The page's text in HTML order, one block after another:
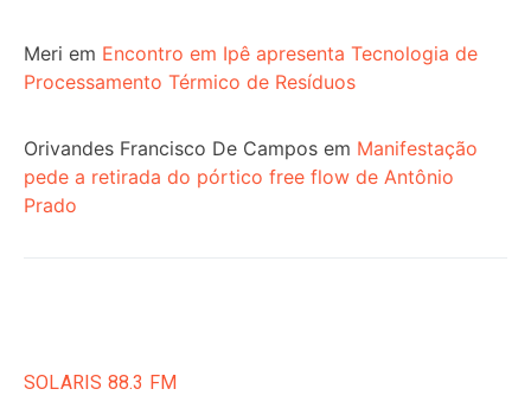
Meri em Encontro em Ipê apresenta Tecnologia de
Processamento Térmico de Resíduos
Orivandes Francisco De Campos em Manifestação
pede a retirada do pórtico free flow de Antônio
Prado
SOLARIS 88.3 FM